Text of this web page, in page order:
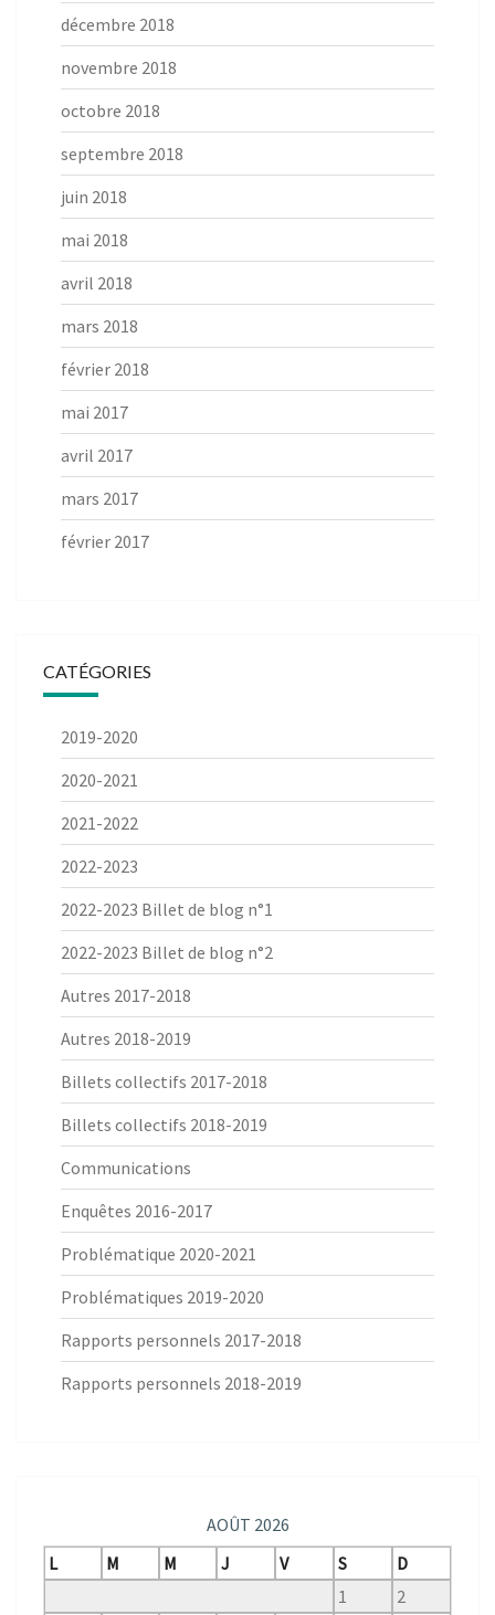
décembre 2018
novembre 2018
octobre 2018
septembre 2018
juin 2018
mai 2018
avril 2018
mars 2018
février 2018
mai 2017
avril 2017
mars 2017
février 2017
CATÉGORIES
2019-2020
2020-2021
2021-2022
2022-2023
2022-2023 Billet de blog n°1
2022-2023 Billet de blog n°2
Autres 2017-2018
Autres 2018-2019
Billets collectifs 2017-2018
Billets collectifs 2018-2019
Communications
Enquêtes 2016-2017
Problématique 2020-2021
Problématiques 2019-2020
Rapports personnels 2017-2018
Rapports personnels 2018-2019
AOÛT 2026
L
M M J V S
D
1
2